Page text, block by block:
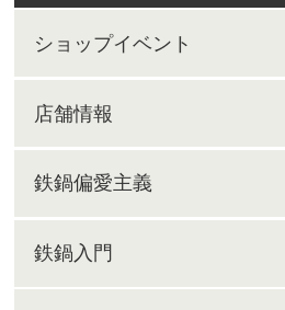
ショップイベント
店舗情報
鉄鍋偏愛主義
鉄鍋入門